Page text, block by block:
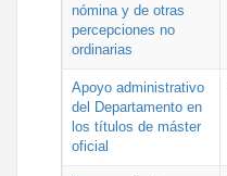
nómina y de otras
percepciones no
ordinarias
Apoyo administrativo
del Departamento en
los títulos de máster
oficial